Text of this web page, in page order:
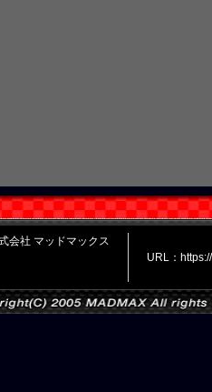
会社 マッドマックス
URL：